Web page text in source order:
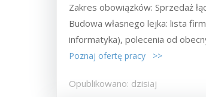
Zakres obowiązków: Sprzedaż
Budowa własnego lejka: lista
informatyka), polecenia od
Poznaj ofertę pracy >>
Opublikowano: dzisiaj